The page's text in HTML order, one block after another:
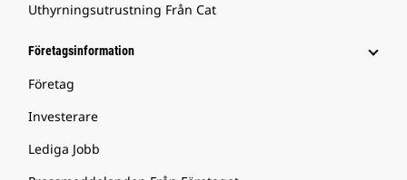
Uthyrningsutrustning Från Cat
Företagsinformation
Företag
Investerare
Lediga Jobb